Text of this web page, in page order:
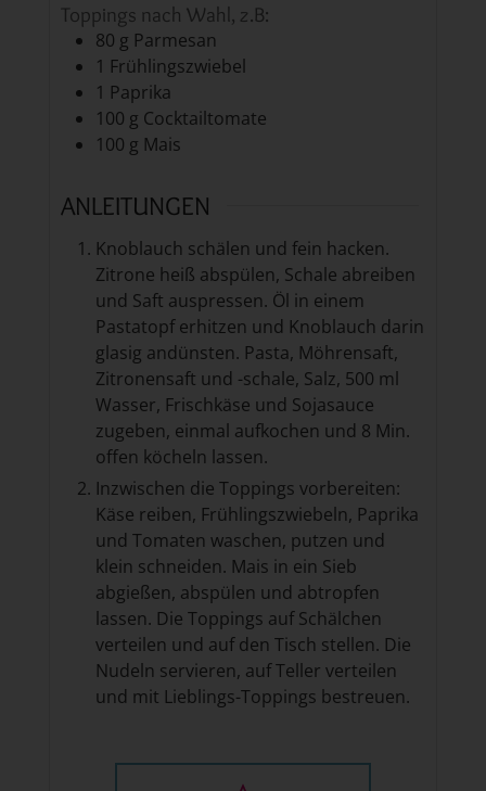
Toppings nach Wahl, z.B:
80 g Parmesan
1 Frühlingszwiebel
1 Paprika
100 g Cocktailtomate
100 g Mais
ANLEITUNGEN
Knoblauch schälen und fein hacken.
Zitrone heiß abspülen, Schale abreiben
und Saft auspressen. Öl in einem
Pastatopf erhitzen und Knoblauch darin
glasig andünsten. Pasta, Möhrensaft,
Zitronensaft und -schale, Salz, 500 ml
Wasser, Frischkäse und Sojasauce
zugeben, einmal aufkochen und 8 Min.
offen köcheln lassen.
Inzwischen die Toppings vorbereiten:
Käse reiben, Frühlingszwiebeln, Paprika
und Tomaten waschen, putzen und
klein schneiden. Mais in ein Sieb
abgießen, abspülen und abtropfen
lassen. Die Toppings auf Schälchen
verteilen und auf den Tisch stellen. Die
Nudeln servieren, auf Teller verteilen
und mit Lieblings-Toppings bestreuen.